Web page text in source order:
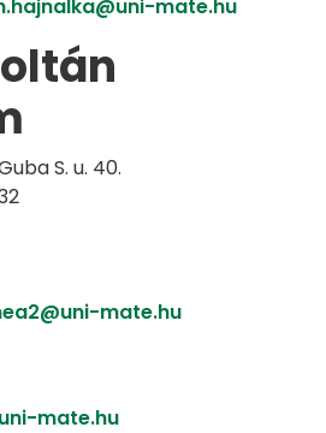
mate.hu
S. u. 40.
mate.hu
mate.hu